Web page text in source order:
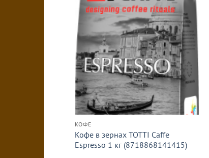
КОФЕ
Кофе в зернах TOTTI Caffe
Espresso 1 кг (8718868141415)